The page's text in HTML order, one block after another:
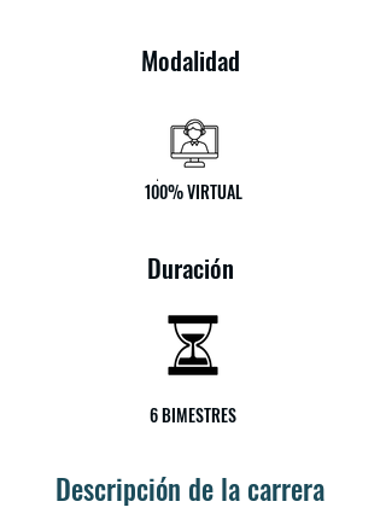
Modalidad
100% VIRTUAL
Duración
6 BIMESTRES
Descripción de la carrera